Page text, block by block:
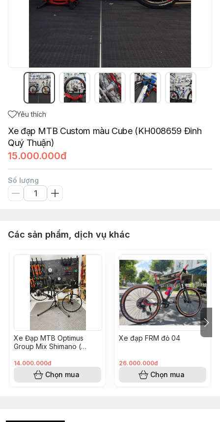
Yêu thích
Xe đạp MTB Custom màu Cube (KH008659 Đinh
Quý Thuận)
15.000.000đ
Số lượng
Các sản phẩm, dịch vụ khác
Xe Đạp MTB Optimus
Group Mix Shimano (
14.000.000đ
Chọn mua
Xe đạp FRM đỏ 04
26.000.000đ
Chọn mua